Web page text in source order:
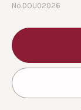
No.DOU02026